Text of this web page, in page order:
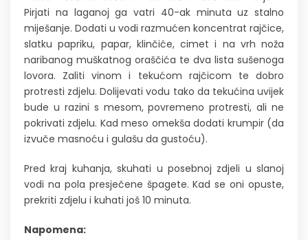
Pirjati na laganoj ga vatri 40-ak minuta uz stalno
miješanje. Dodati u vodi razmućen koncentrat rajčice,
slatku papriku, papar, klinčiće, cimet i na vrh noža
naribanog muškatnog oraščića te dva lista sušenoga
lovora. Zaliti vinom i tekućom rajčicom te dobro
protresti zdjelu. Dolijevati vodu tako da tekućina uvijek
bude u razini s mesom, povremeno protresti, ali ne
pokrivati zdjelu. Kad meso omekša dodati krumpir (da
izvuče masnoću i gulašu da gustoću).
Pred kraj kuhanja, skuhati u posebnoj zdjeli u slanoj
vodi na pola presječene špagete. Kad se oni opuste,
prekriti zdjelu i kuhati još 10 minuta.
Napomena: